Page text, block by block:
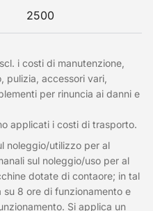
2500
i costi di manutenzione,
pulizia, accessori vari,
per rinuncia ai danni e
applicati i costi di trasporto.
noleggio/utilizzo per al
sul noleggio/uso per al
dotate di contaore; in tal
8 ore di funzionamento e
Si applica un